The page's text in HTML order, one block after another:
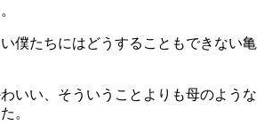
僕たちにはどうすることもできない亀
いい、そういうことよりも母のような
。